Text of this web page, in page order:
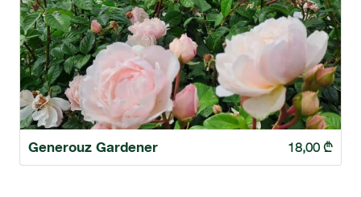
Generouz Gardener 18,00 ₾